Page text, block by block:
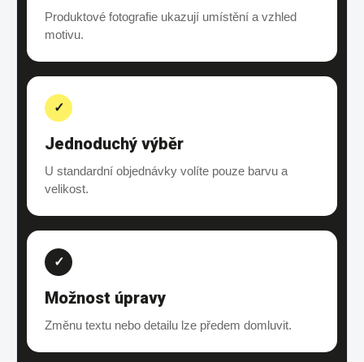
Produktové fotografie ukazují umístění a vzhled
motivu.
✓
Jednoduchý výběr
U standardní objednávky volíte pouze barvu a
velikost.
✓
Možnost úpravy
Změnu textu nebo detailu lze předem domluvit.